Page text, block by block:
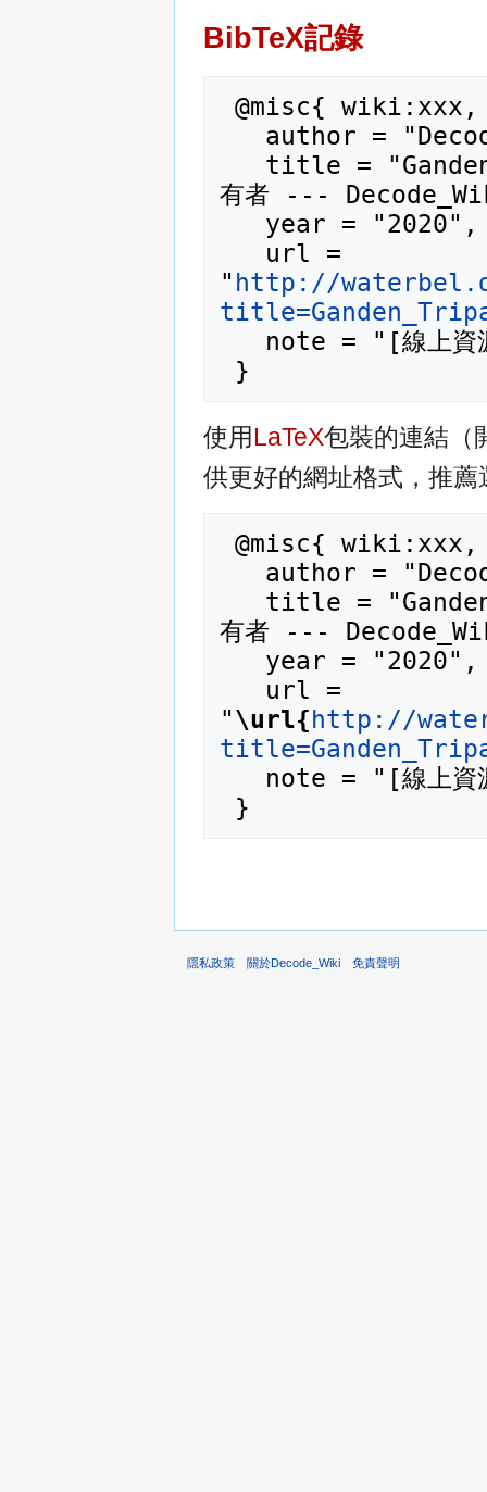
BibTeX記錄
有者 ---
" http://
使用LaTeX包裝的連結（
供更好的網址格式，推
有者 ---
"\url{http://
隱私政策 關於Decode_Wiki 免責聲明